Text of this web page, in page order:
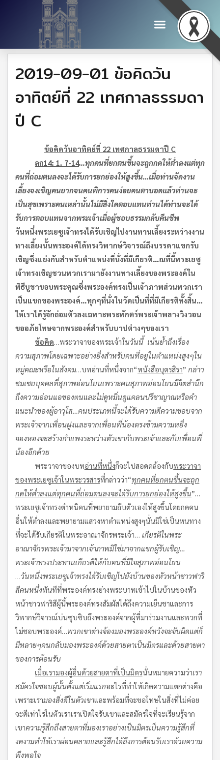
2019-09-01 ข้อคิดวัน
อาทิตย์ที่ 22 เทศกาลธรรมดา
ปี C
ข้อคิดวันอาทิตย์ที่ 22 เทศกาลธรรมดาปี C
ลก14: 1. 7-14…ทุกคนที่ยกตนขึ้นจะถูกกดให้ต่ำลงแต่ทุก
คนที่ถ่อมตนลงจะได้รับการยกย่องให้สูงขึ้น…เมื่อท่านจัดงาน
เลี้ยงจงเชิญคนยากจนคนพิการคนง่อยคนตาบอดแล้วท่านจะ
เป็นสุขเพราะคนเหล่านั้นไม่มีสิ่งใดตอบแทนท่านได้ท่านจะได้
รับการตอบแทนจากพระเจ้าเมื่อผู้ชอบธรรมกลับคืนชีพ
วันหนึ่งพระเยซูเจ้าทรงได้รับเชิญไปงานทานเลี้ยงระหว่างงาน
ทางเลี้ยงนั้นพระองค์ได้ทรงวิพากษ์วิจารณ์ถึงบรรดาแขกรับ
เชิญซึ่งแย่งกันสำหรับตำแหน่งที่นั่งที่มีเกียรติ…ณที่นี้พระเยซู
เจ้าทรงเชิญชวนพวกเรามายังงานทางเลี้ยงของพระองค์ใน
พิธีบูชาขอบพระคุณซึ่งพระองค์ทรงเป็นเจ้าภาพส่วนพวกเรา
เป็นแขกของพระองค์…ทุกๆที่นั่งในวัดเป็นที่ที่มีเกียรติทั้งสิ้น…
ให้เราได้รู้จักถ่อมตัวลงเฉพาะพระพักตร์พระเจ้าพลางวิงวอน
ขออภัยโทษจากพระองค์สำหรับบาปต่างๆของเรา
ข้อคิด…พระวาจาของพระเจ้าในวันนี้ เน้นย้ำถึงเรื่อง
ความสุภาพโดยเฉพาะอย่างยิ่งสำหรับคนที่อยู่ในตำแหน่งสูงๆใน
หมู่คณะหรือในสังคม…บทอ่านที่หนึ่งจาก“หนังสือบุตรสิรา” กล่าว
ชมเชยบุคคลที่สุภาพอ่อนโยนเพราะคนสุภาพอ่อนโยนมีจิตสำนึก
ถึงความอ่อนแอของตนและไม่ดูหมิ่นดูแคลนปรีชาญาณหรือคำ
แนะนำของผู้อาวุโส…คนประเภทนี้จะได้รับความดีความชอบจาก
พระเจ้าจากเพื่อนฝูงและจากเพื่อนพี่น้องตรงข้ามความหยิ่ง
จองหองจะสร้างกำแพงระหว่างตัวเขากับพระเจ้าและกับเพื่อนพี่
น้องอีกด้วย
พระวาจาของบทอ่านที่หนึ่งก็จะไปสอดคล้องกับพระวาจา
ของพระเยซูเจ้าในพระวรสารที่กล่าวว่า“ทุกคนที่ยกตนขึ้นจะถูก
กดให้ต่ำลงแต่ทุกคนที่ถ่อมตนลงจะได้รับการยกย่องให้สูงขึ้น”…
พระเยซูเจ้าทรงตำหนิคนที่พยายามถีบตัวเองให้สูงขึ้นโดยกดคน
อื่นให้ต่ำลงและพยายามแสวงหาตำแหน่งสูงๆนั่นมิใช่เป็นหนทาง
ที่จะได้รับเกียรติในพระอาณาจักรพระเจ้า… เกียรติในพระ
อาณาจักรพระเจ้ามาจากเจ้าภาพมิใช่มาจากแขกผู้รับเชิญ…
พระเจ้าทรงประทานเกียรติให้กับคนที่มีใจสุภาพอ่อนโยน
…วันหนึ่งพระเยซูเจ้าทรงได้รับเชิญไปยังบ้านของหัวหน้าชาวฟาริ
สีคนหนึ่งทันทีที่พระองค์ทรงย่างพระบาทเข้าไปในบ้านของหัว
หน้าชาวฟาริสีผู้นี้พระองค์ทรงสัมผัสได้ถึงความเย็นชาและการ
วิพากษ์วิจารณ์บ่นซุบซิบถึงพระองค์จากผู้ที่มาร่วมงานและพวกที่
ไม่ชอบพระองค์…พวกเขาต่างจ้องมองพระองค์หวังจะจับผิดแต่ก็
มีหลายๆคนกลับมองพระองค์ด้วยสายตาเป็นมิตรและด้วยสายตา
ของการต้อนรับ
เมื่อเรามองผู้อื่นด้วยสายตาที่เป็นมิตรนั่นหมายความว่าเรา
สมัครใจชอบผู้นั้นตั้งแต่เริ่มแรกอะไรที่ทำให้เกิดความแตกต่างคือ
เพราะเรามองสิ่งดีในตัวเขาและพร้อมที่จะขอโทษในสิ่งที่ไม่ค่อย
จะดีเท่าไรในตัวเราเราเปิดใจรับเขาและสมัครใจที่จะเรียนรู้จาก
เขาความรู้สึกถึงสายตาที่มองเราอย่างเป็นมิตรเป็นความรู้สึกที่
งดงามทำให้เราผ่อนคลายและรู้สึกได้ถึงการต้อนรับเราด้วยความ
พึงพอใจ